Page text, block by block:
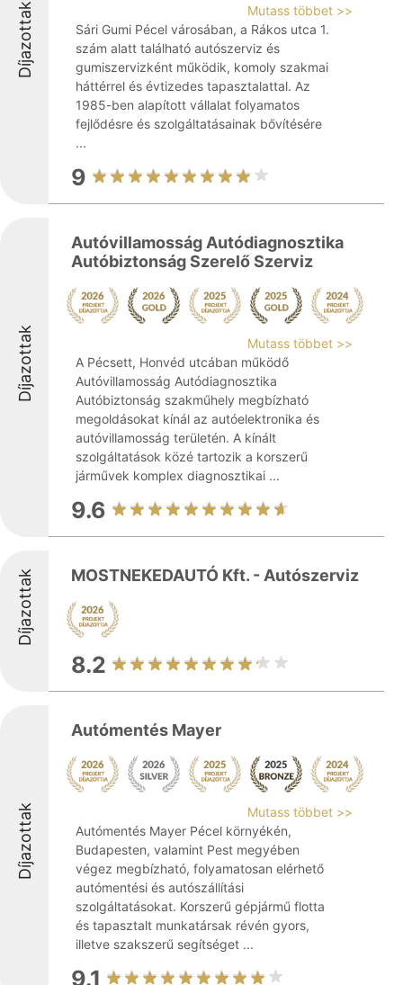
Díjazottak
Mutass többet >>
Sári Gumi Pécel városában, a Rákos utca 1.
szám alatt található autószerviz és
gumiszervizként működik, komoly szakmai
háttérrel és évtizedes tapasztalattal. Az
1985-ben alapított vállalat folyamatos
fejlődésre és szolgáltatásainak bővítésére
...
9
Díjazottak
Autóvillamosság Autódiagnosztika
Autóbiztonság Szerelő Szerviz
Mutass többet >>
A Pécsett, Honvéd utcában működő
Autóvillamosság Autódiagnosztika
Autóbiztonság szakműhely megbízható
megoldásokat kínál az autóelektronika és
autóvillamosság területén. A kínált
szolgáltatások közé tartozik a korszerű
járművek komplex diagnosztikai ...
9.6
Díjazottak MOSTNEKEDAUTÓ Kft. - Autószerviz
8.2
Díjazottak
Autómentés Mayer
Mutass többet >>
Autómentés Mayer Pécel környékén,
Budapesten, valamint Pest megyében
végez megbízható, folyamatosan elérhető
autómentési és autószállítási
szolgáltatásokat. Korszerű gépjármű flotta
és tapasztalt munkatársak révén gyors,
illetve szakszerű segítséget ...
9.1